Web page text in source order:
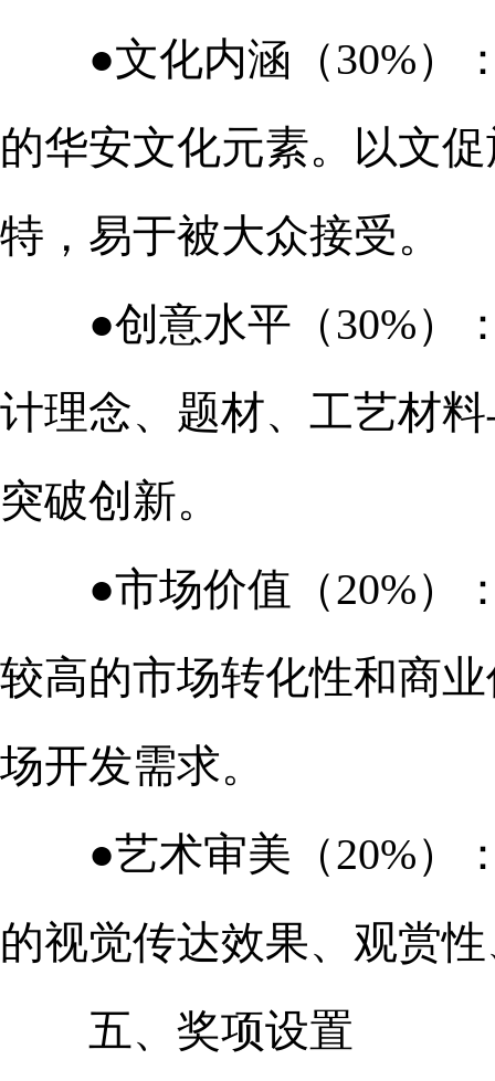
●文化内涵（30%）：
的华安文化元素。以文
特，易于被大众接受。
●创意水平（30%）：
计理念、题材、工艺材
突破创新。
●市场价值（20%）：
较高的市场转化性和商
场开发需求。
●艺术审美（20%）：
的视觉传达效果、观赏
五、奖项设置